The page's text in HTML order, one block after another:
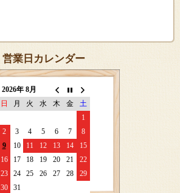
営業日カレンダー
2026年 8月
日
月 火 水 木 金
土
1
2
3 4 5 6 7
8
9
10 11 12 13 14
15
16
17 18 19 20 21
22
23
24 25 26 27 28
29
30
31